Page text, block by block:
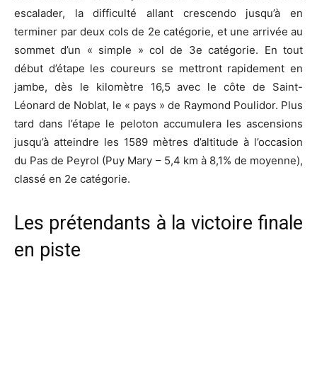
escalader, la difficulté allant crescendo jusqu’à en
terminer par deux cols de 2e catégorie, et une arrivée au
sommet d’un « simple » col de 3e catégorie. En tout
début d’étape les coureurs se mettront rapidement en
jambe, dès le kilomètre 16,5 avec le côte de Saint-
Léonard de Noblat, le « pays » de Raymond Poulidor. Plus
tard dans l’étape le peloton accumulera les ascensions
jusqu’à atteindre les 1589 mètres d’altitude à l’occasion
du Pas de Peyrol (Puy Mary – 5,4 km à 8,1% de moyenne),
classé en 2e catégorie.
Les prétendants à la victoire finale
en piste